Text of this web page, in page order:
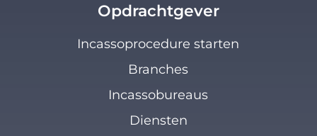
Opdrachtgever
Incassoprocedure starten
Branches
Incassobureaus
Diensten